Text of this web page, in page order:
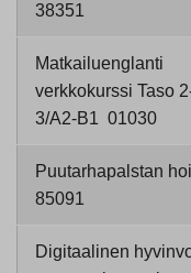
38351
Matkailuenglanti
verkkokurssi Taso
3/A2-B1 01030
Puutarhapalstan
85091
Digitaalinen